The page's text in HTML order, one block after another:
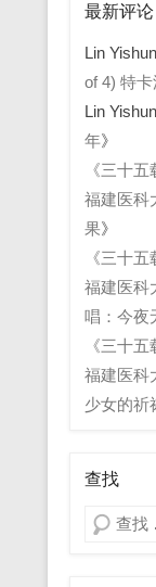
最新评论
Lin Yishun
of 4) 特
Lin Yishun
年》
《三十
福建医科
果》
《三十
福建医科
唱：今夜
《三十
福建医科
少女的祈
查找
Search